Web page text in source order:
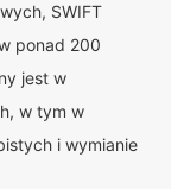
SWIFT
ponad 200
jest w
w tym w
i wymianie